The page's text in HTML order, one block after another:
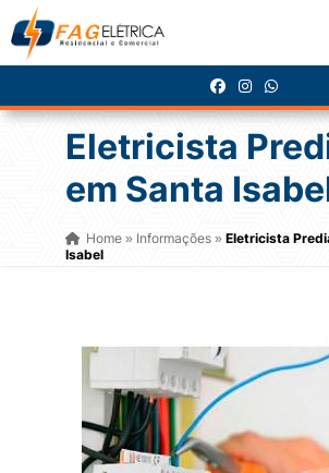
Eletricista
em Santa
Home» Informações » Eletricista
Isabel